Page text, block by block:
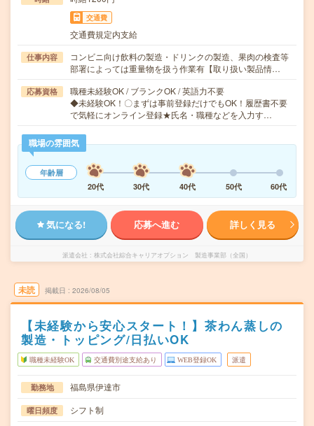
交通費
交通費規定内支給
仕事内容
コンビニ向け飲料の製造・ドリンクの製造、果肉の検査等
部署によっては重量物を扱う作業有【取り扱い製品情…
応募資格
職種未経験OK / ブランクOK / 英語力不要
◆未経験OK！〇まずは事前登録だけでもOK！履歴書不要
で気軽にオンライン登録★氏名・職種などを入力す…
職場の雰囲気
年齢層
20代
30代 40代 50代 60代
気になる! 応募へ進む 詳しく見る
派遣会社 株式会社綜合キャリアオプション 製造事業部（全国）
未読 掲載日 2026/08/05
【未経験から安心スタート！】茶わん蒸しの
製造・トッピング/日払いOK
職種未経験OK 交通費別途支給あり WEB登録OK 派遣
勤務地 福島県伊達市
曜日頻度 シフト制